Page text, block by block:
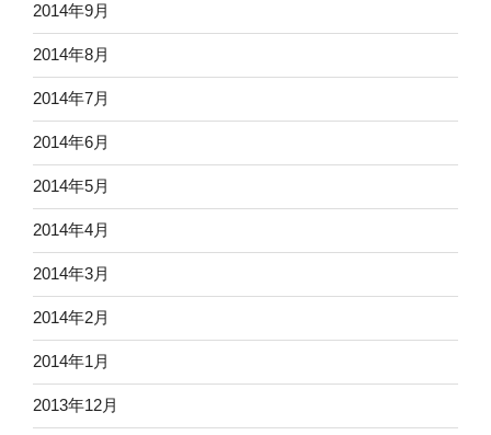
2014年9月
2014年8月
2014年7月
2014年6月
2014年5月
2014年4月
2014年3月
2014年2月
2014年1月
2013年12月